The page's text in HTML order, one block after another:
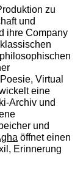
zu
und
ihre Company
Virtual
eine
Archiv und
und
öffnet einen
Erinnerung